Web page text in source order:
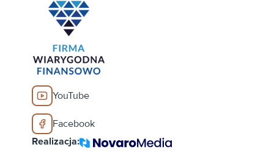
YouTube
Facebook
Realizacja: